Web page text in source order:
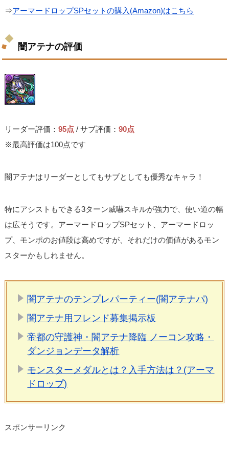
⇒アーマードロップSPセットの購入(Amazon)はこちら
闇アテナの評価
リーダー評価：95点 / サブ評価：90点
※最高評価は100点です
闇アテナはリーダーとしてもサブとしても優秀なキャラ！
特にアシストもできる3ターン威嚇スキルが強力で、使い道の幅
は広そうです。アーマードロップSPセット、アーマードロッ
プ、モンポのお値段は高めですが、それだけの価値があるモン
スターかもしれません。
闇アテナのテンプレパーティー(闇アテナパ)
闇アテナ用フレンド募集掲示板
帝都の守護神・闇アテナ降臨 ノーコン攻略・
ダンジョンデータ解析
モンスターメダルとは？入手方法は？(アーマ
ドロップ)
スポンサーリンク